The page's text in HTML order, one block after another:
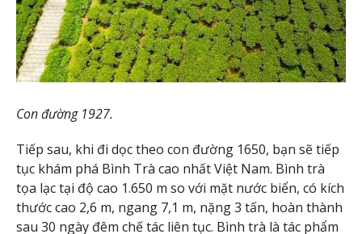
Con đường 1927.
Tiếp sau, khi đi dọc theo con đường 1650, bạn sẽ tiếp
tục khám phá Bình Trà cao nhất Việt Nam. Bình trà
tọa lạc tại độ cao 1.650 m so với mặt nước biển, có kích
thước cao 2,6 m, ngang 7,1 m, nặng 3 tấn, hoàn thành
sau 30 ngày đêm chế tác liên tục. Bình trà là tác phẩm